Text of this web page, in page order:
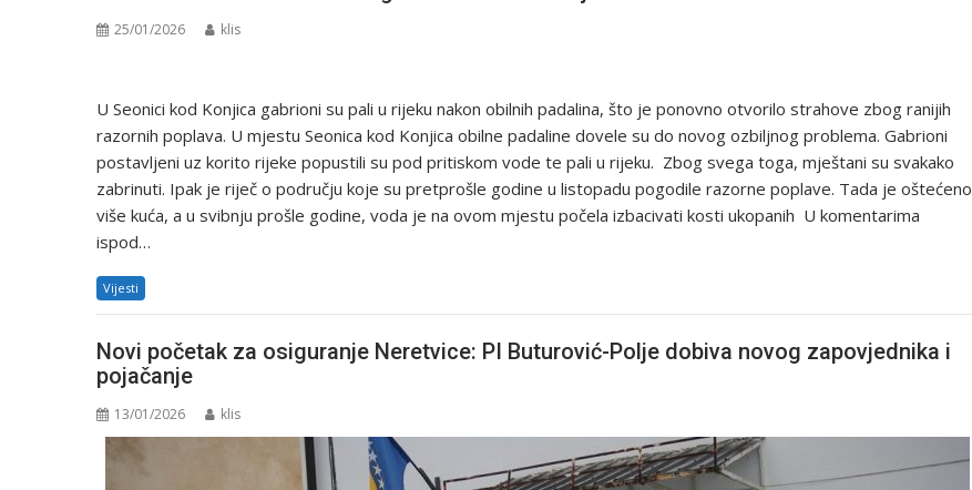
25/01/2026 klis
U Seonici kod Konjica gabrioni su pali u rijeku nakon obilnih padalina, što je ponovno otvorilo strahove zbog ranijih
razornih poplava. U mjestu Seonica kod Konjica obilne padaline dovele su do novog ozbiljnog problema. Gabrioni
postavljeni uz korito rijeke popustili su pod pritiskom vode te pali u rijeku. Zbog svega toga, mještani su svakako
zabrinuti. Ipak je riječ o području koje su pretprošle godine u listopadu pogodile razorne poplave. Tada je oštećeno
više kuća, a u svibnju prošle godine, voda je na ovom mjestu počela izbacivati kosti ukopanih U komentarima
ispod…
Vijesti
Novi početak za osiguranje Neretvice: PI Buturović-Polje dobiva novog zapovjednika i
pojačanje
13/01/2026 klis